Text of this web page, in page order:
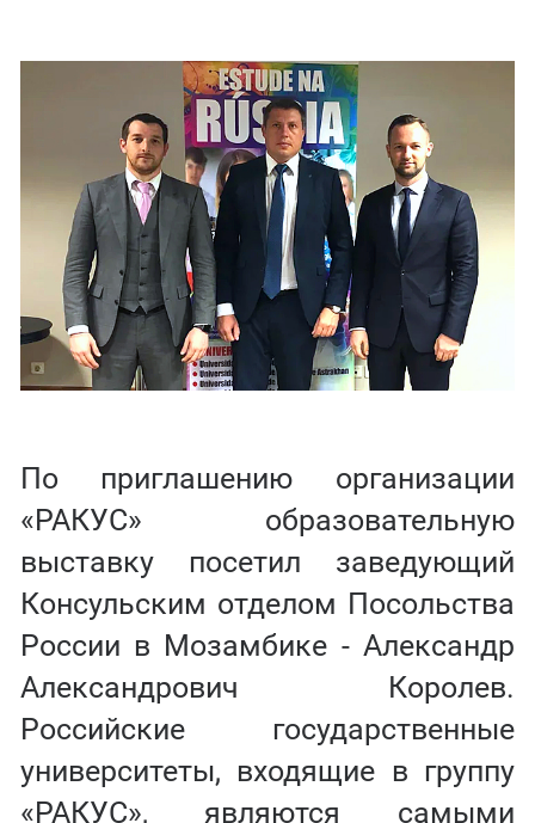
По приглашению организации
«РАКУС» образовательную
выставку посетил заведующий
Консульским отделом Посольства
России в Мозамбике - Александр
Александрович Королев.
Российские государственные
университеты, входящие в группу
«РАКУС», являются самыми